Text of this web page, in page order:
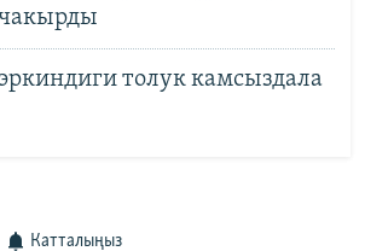
толук камсыздала
Катталыңыз